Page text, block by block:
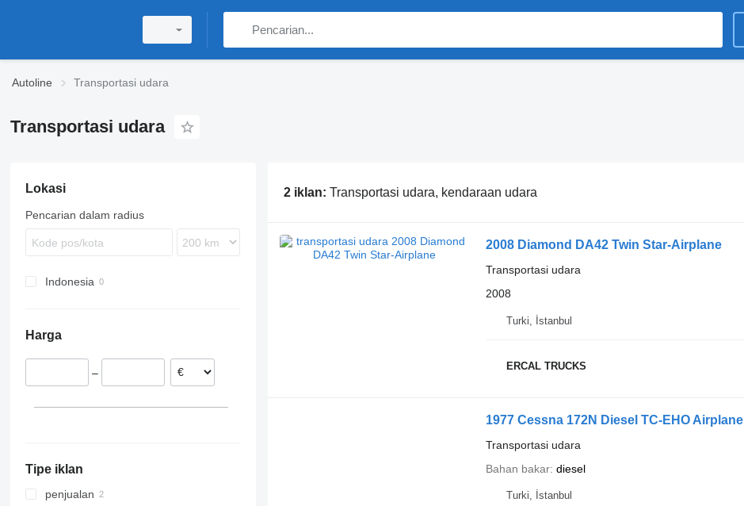
Autoline Transportasi udara
Transportasi udara
Lokasi
Pencarian dalam radius
Indonesia
Harga
–
Tipe iklan
penjualan
2 iklan: Transportasi udara, kendaraan udara
2008 Diamond DA42 Twin Star-Airplane
Transportasi udara
2008
Turki, İstanbul
ERCAL TRUCKS
1977 Cessna 172N Diesel TC-EHO Airplane
Transportasi udara
Bahan bakar diesel
Turki, İstanbul